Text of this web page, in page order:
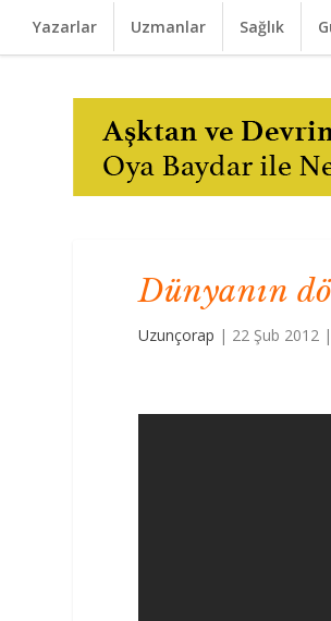
Yazarlar Uzmanlar Sağlık
Dünyanın
Uzunçorap | 22 Şub 2012